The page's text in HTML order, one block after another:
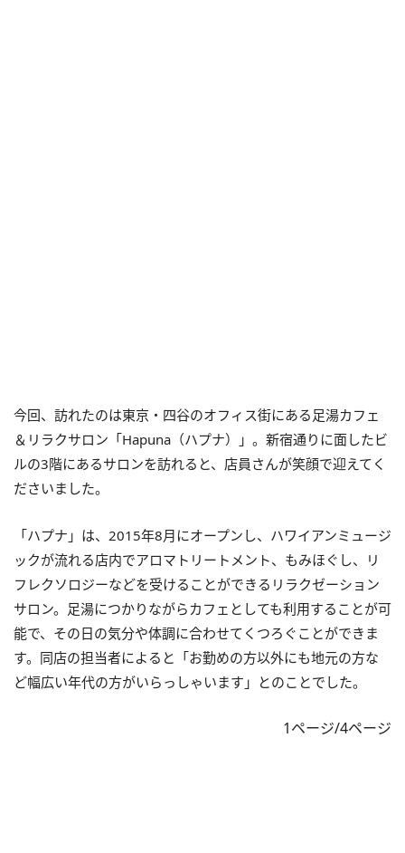
今回、訪れたのは東京・四谷のオフィス街にある足湯カフェ
＆リラクサロン「Hapuna（ハプナ）」。新宿通りに面したビ
ルの3階にあるサロンを訪れると、店員さんが笑顔で迎えてく
ださいました。
「ハプナ」は、2015年8月にオープンし、ハワイアンミュージ
ックが流れる店内でアロマトリートメント、もみほぐし、リ
フレクソロジーなどを受けることができるリラクゼーション
サロン。足湯につかりながらカフェとしても利用することが可
能で、その日の気分や体調に合わせてくつろぐことができま
す。同店の担当者によると「お勤めの方以外にも地元の方な
ど幅広い年代の方がいらっしゃいます」とのことでした。
1ページ/4ページ